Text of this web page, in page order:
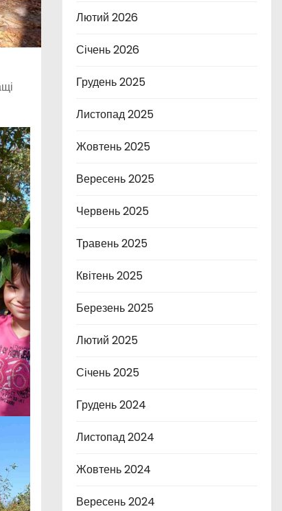
Лютий 2026
Січень 2026
Грудень 2025
Листопад 2025
Жовтень 2025
Вересень 2025
Червень 2025
Травень 2025
Квітень 2025
Березень 2025
Лютий 2025
Січень 2025
Грудень 2024
Листопад 2024
Жовтень 2024
Вересень 2024